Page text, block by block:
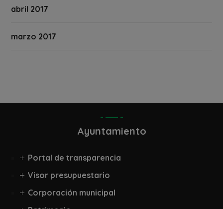
abril 2017
marzo 2017
Ayuntamiento
Portal de transparencia
Visor presupuestario
Corporación municipal